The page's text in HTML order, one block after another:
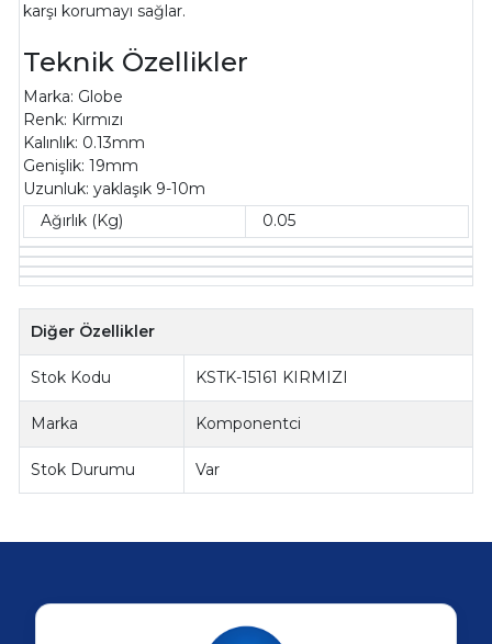
karşı korumayı sağlar.
Teknik Özellikler
Marka: Globe
Renk: Kırmızı
Kalınlık: 0.13mm
Genişlik: 19mm
Uzunluk: yaklaşık 9-10m
Ağırlık (Kg)
0.05
Diğer Özellikler
Stok Kodu KSTK-15161 KIRMIZI
Marka Komponentci
Stok Durumu Var